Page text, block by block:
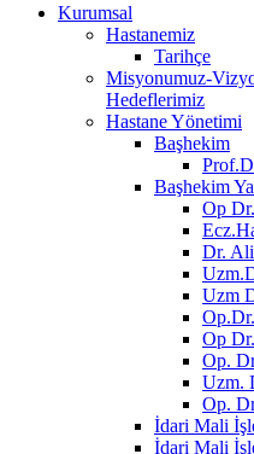
Kurumsal
Hastanemiz
Tarihçe
Misyonumuz-
Hedeflerimiz
Hastane Yönetimi
Başhekim
Başhekim
Op
Dr.
Uzm
Op
Op.
Uzm.
Op.
İdari Mali
İdari Mali